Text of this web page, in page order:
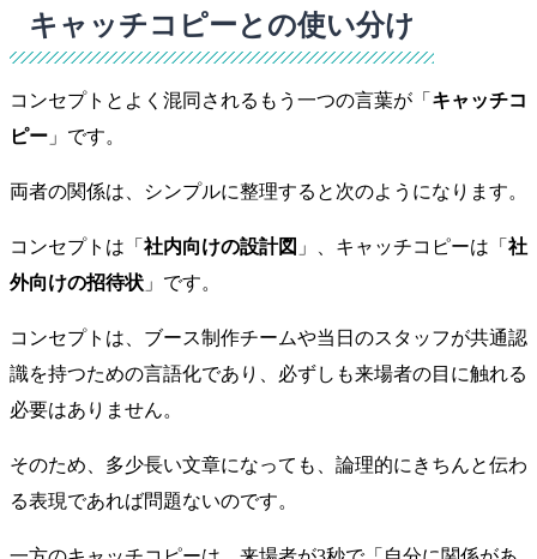
キャッチコピーとの使い分け
コンセプトとよく混同されるもう一つの言葉が「 キャッチコ
ピー 」です。
両者の関係は、シンプルに整理すると次のようになります。
コンセプトは「 社内向けの設計図 」、キャッチコピーは「 社
外向けの招待状 」です。
コンセプトは、ブース制作チームや当日のスタッフが共通認
識を持つための言語化であり、必ずしも来場者の目に触れる
必要はありません。
そのため、多少長い文章になっても、論理的にきちんと伝わ
る表現であれば問題ないのです。